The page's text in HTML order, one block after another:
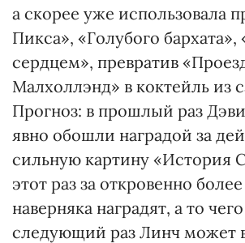
а скорее уже использовала
Пикса», «Голубого бархата»,
сердцем», превратив
Малхоллэнд» в коктейль из
Прогноз: в прошлый раз
явно обошли наградой за
сильную картину «История
этот раз за откровенно
наверняка наградят, а то
следующий раз Линч может